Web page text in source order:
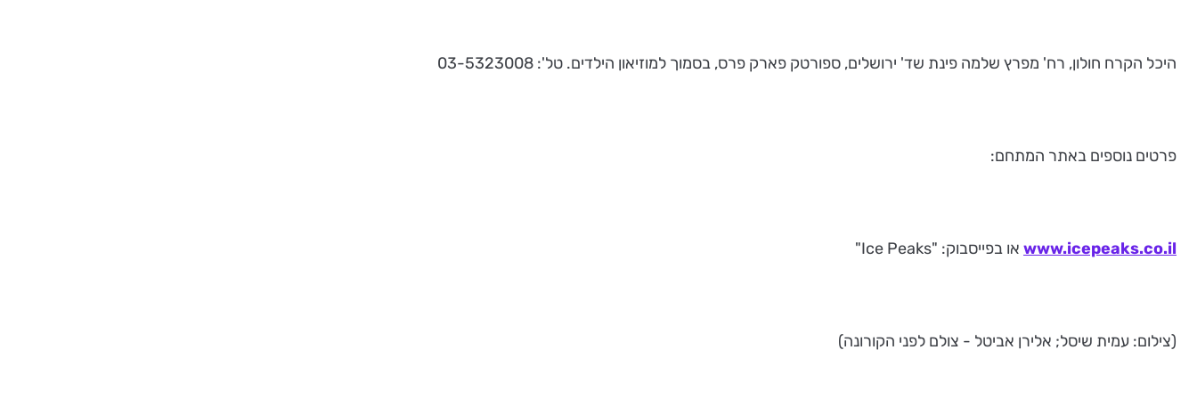
היכל הקרח חולון, רח' מפרץ שלמה פינת שד' ירושלים, ספורטק פארק פרס, בסמוך למוזיאון הילדים. טל': 03-5323008
פרטים נוספים באתר המתחם:
www.icepeaks.co.il או בפייסבוק: "Ice Peaks"
(צילום: עמית שיסל; אלירן אביטל - צולם לפני הקורונה)